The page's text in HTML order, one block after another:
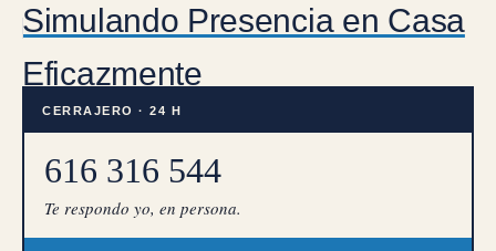
Simulando Presencia en Casa
Eficazmente
CERRAJERO · 24 H
616 316 544
Te respondo yo, en persona.